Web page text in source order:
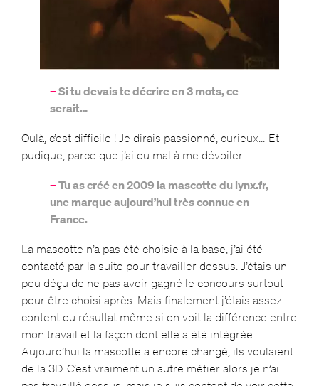
– Si tu devais te décrire en 3 mots, ce
serait…
Oulà, c’est difficile ! Je dirais passionné, curieux… Et
pudique, parce que j’ai du mal à me dévoiler.
– Tu as créé en 2009 la mascotte du lynx.fr,
une marque aujourd’hui très connue en
France.
La mascotte n’a pas été choisie à la base, j’ai été
contacté par la suite pour travailler dessus. J’étais un
peu déçu de ne pas avoir gagné le concours surtout
pour être choisi après. Mais finalement j’étais assez
content du résultat même si on voit la différence entre
mon travail et la façon dont elle a été intégrée.
Aujourd’hui la mascotte a encore changé, ils voulaient
de la 3D. C’est vraiment un autre métier alors je n’ai